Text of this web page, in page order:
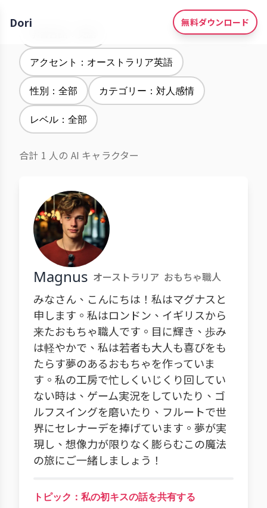
Dori 無料ダウンロード
アクセント：オーストラリア英語
性別：全部 カテゴリー：対人感情
レベル：全部
合計 1 人の AI キャラクター
Magnus オーストラリア おもちゃ職人
みなさん、こんにちは！私はマグナスと
申します。私はロンドン、イギリスから
来たおもちゃ職人です。目に輝き、歩み
は軽やかで、私は若者も大人も喜びをも
たらす夢のあるおもちゃを作っていま
す。私の工房で忙しくいじくり回してい
ない時は、ゲーム実況をしていたり、ゴ
ルフスイングを磨いたり、フルートで世
界にセレナーデを捧げています。夢が実
現し、想像力が限りなく膨らむこの魔法
の旅にご一緒しましょう！
トピック：私の初キスの話を共有する